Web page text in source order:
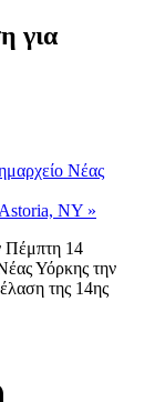
για
Νέας
NY »
Πέμπτη 14
Υόρκης την
της 14ης